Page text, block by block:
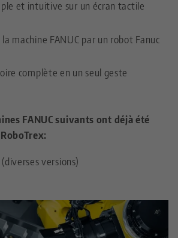
et intuitive sur un écran tactile
machine FANUC par un robot Fanuc
complète en un seul geste
FANUC suivants ont déjà été
(diverses versions)